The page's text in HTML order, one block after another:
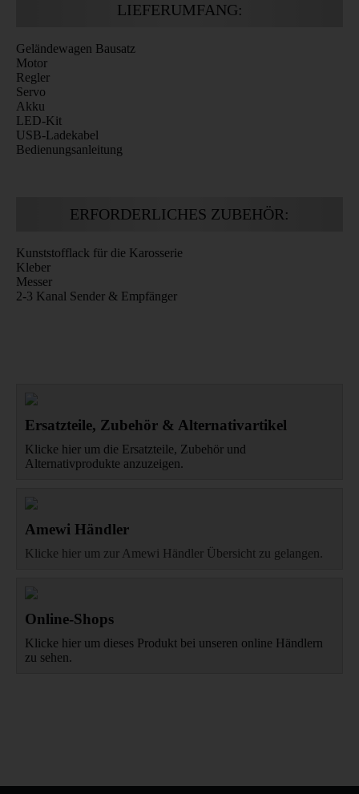
LIEFERUMFANG:
Geländewagen Bausatz
Motor
Regler
Servo
Akku
LED-Kit
USB-Ladekabel
Bedienungsanleitung
ERFORDERLICHES ZUBEHÖR:
Kunststofflack für die Karosserie
Kleber
Messer
2-3 Kanal Sender & Empfänger
Ersatzteile, Zubehör & Alternativartikel
Klicke hier um die Ersatzteile, Zubehör und
Alternativprodukte anzuzeigen.
Amewi Händler
Klicke hier um zur Amewi Händler Übersicht zu gelangen.
Online-Shops
Klicke hier um dieses Produkt bei unseren online Händlern
zu sehen.